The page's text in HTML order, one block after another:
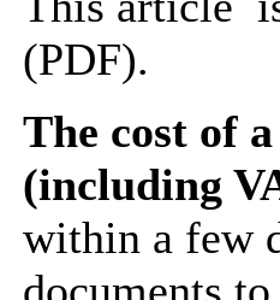
(PDF).
The cost of
(including
within a few